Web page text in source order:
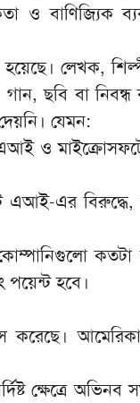
ও বাণিজ্যিক
লেখক,
ছবি বা নিবন্ধ
যেমন:
ও
এআই-এর বিরুদ্ধে,
কতটা
পয়েন্ট হবে।
করেছে।
ক্ষেত্রে অভিনব